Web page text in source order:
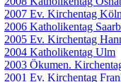
2007 Ev. Kirchentag Köln
2006 Katholikentag
2005 Ev. Kirchentag
2004 Katholikentag Ulm
2003 Ökumen.
2001 Ev. Kirchentag